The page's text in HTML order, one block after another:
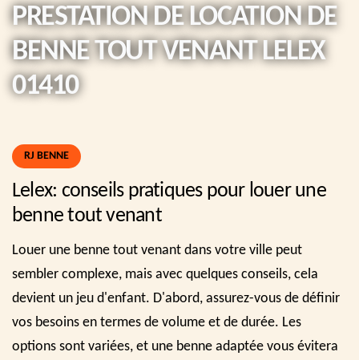
PRESTATION DE LOCATION DE
BENNE TOUT VENANT LELEX
01410
RJ BENNE
Lelex: conseils pratiques pour louer une
benne tout venant
Louer une benne tout venant dans votre ville peut
sembler complexe, mais avec quelques conseils, cela
devient un jeu d'enfant. D'abord, assurez-vous de définir
vos besoins en termes de volume et de durée. Les
options sont variées, et une benne adaptée vous évitera